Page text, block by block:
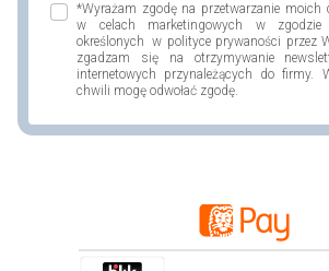
*Wyrażam zgodę na przetwarzanie moich
w celach marketingowych w
określonych w polityce prywaności przez
zgadzam się na otrzymywanie
internetowych przynależących do firmy.
chwili mogę odwołać zgodę.